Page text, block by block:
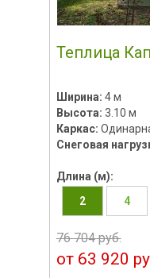
Теплица
Ширина: 4 м
Высота: 3.10 м
Каркас:
Снеговая
Длина (м):
2
4
76 704 руб.
от 63 920